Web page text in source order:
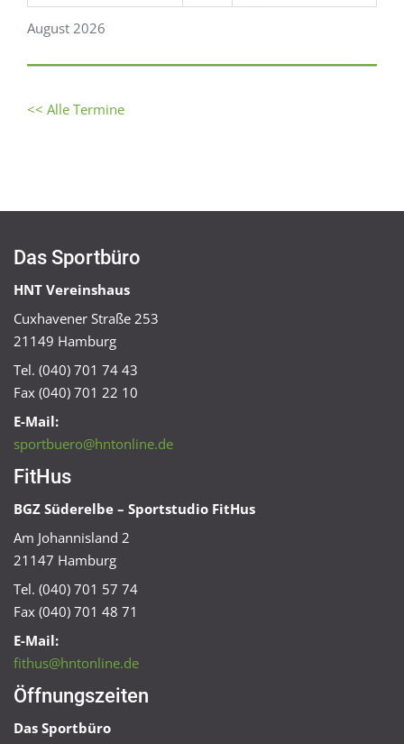
August 2026
<< Alle Termine
Das Sportbüro
HNT Vereinshaus
Cuxhavener Straße 253
21149 Hamburg
Tel. (040) 701 74 43
Fax (040) 701 22 10
E-Mail:
sportbuero@hntonline.de
FitHus
BGZ Süderelbe – Sportstudio FitHus
Am Johannisland 2
21147 Hamburg
Tel. (040) 701 57 74
Fax (040) 701 48 71
E-Mail:
fithus@hntonline.de
Öffnungszeiten
Das Sportbüro